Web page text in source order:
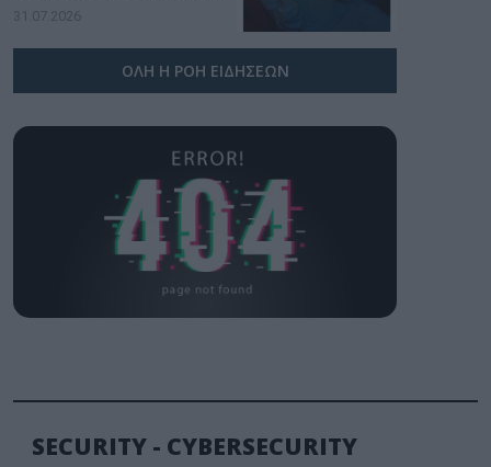
υπογραφή της Xiaomi
31.07.2026
ΟΛΗ Η ΡΟΗ ΕΙΔΗΣΕΩΝ
SECURITY - CYBERSECURITY